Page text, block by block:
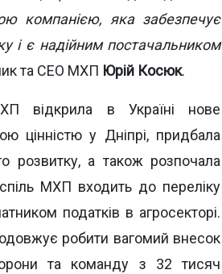
компанією, яка забезпечує
і є надійним постачальником
та CEO МХП Юрій Косюк.
відкрила в Україні нове
цінністю у Дніпрі, придбала
розвитку, а також розпочала
МХП входить до переліку
податків в агросекторі.
робити вагомий внесок
та команду з 32 тисяч